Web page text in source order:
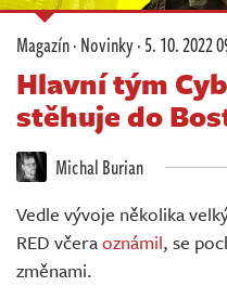
Soutěže
Databáze
Komunita
Redakce
Živě
Magazín·Novinky·5. 10. 2022
Hlavní tým
stěhuje do
Michal Burian
Vedle vývoje několika
RED včeraoznámil, se
změnami.